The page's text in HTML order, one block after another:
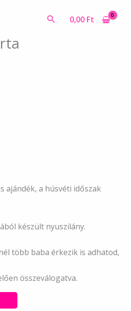
Search0,00 Ft
ajándék, a húsvéti időszak
készült nyuszilány.
több baba érkezik is adhatod,
összeválogatva.